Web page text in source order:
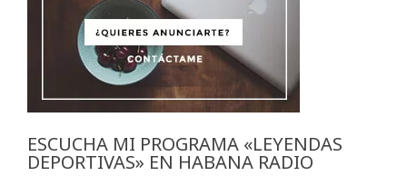
ESCUCHA MI PROGRAMA «LEYENDAS
DEPORTIVAS» EN HABANA RADIO